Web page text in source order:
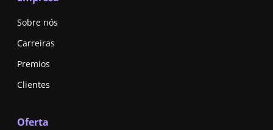
Sobre nós
Carreiras
Premios
Clientes
Oferta